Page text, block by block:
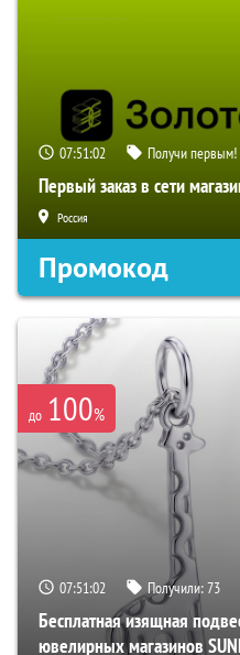
07:51:01 Получи первым!
Первый заказ в сети
Россия
Промокод
до 100%
07:51:01 Получили:73
Бесплатная изящная
ювелирных магазинов